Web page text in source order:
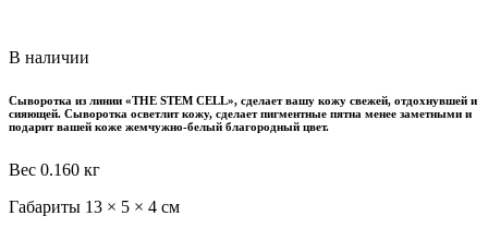
В наличии
Сыворотка из линии «THE STEM CELL», сделает вашу кожу свежей, отдохнувшей и
сияющей. Сыворотка осветлит кожу, сделает пигментные пятна менее заметными и
подарит вашей коже жемчужно-белый благородный цвет.
Вес 0.160 кг
Габариты 13 × 5 × 4 см